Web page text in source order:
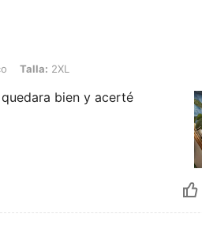
Talla: 2XL
bien y acerté